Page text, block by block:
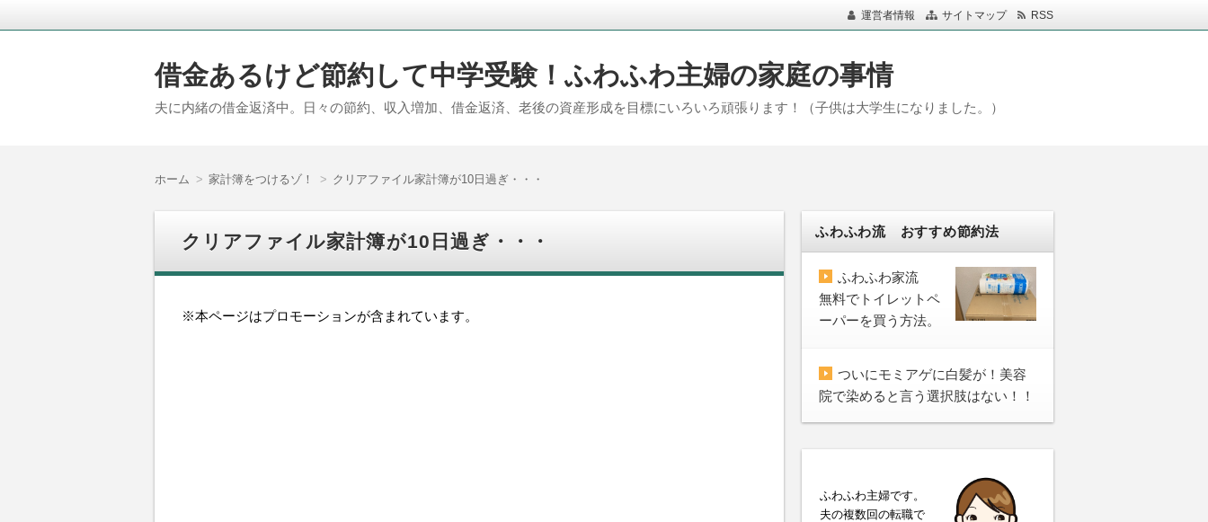
運営者情報 サイトマップ RSS
借金あるけど節約して中学受験！ふわふわ主婦の家庭の事情
夫に内緒の借金返済中。日々の節約、収入増加、借金返済、老後の資産形成を目標にいろいろ頑張ります！（子供は大学生になりました。）
ホーム 家計簿をつけるゾ！ クリアファイル家計簿が10日過ぎ・・・
クリアファイル家計簿が10日過ぎ・・・
※本ページはプロモーションが含まれています。
ふわふわ流 おすすめ節約法
ふわふわ家流
無料でトイレットペ
ーパーを買う方法。
ついにモミアゲに白髪が！美容
院で染めると言う選択肢はない！！
ふわふわ主婦です。
夫の複数回の転職で